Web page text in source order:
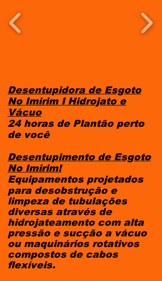
Desentupidora de Esgoto
No Imirim I Hidrojato e
Vácuo
24 horas de Plantão perto
de você
Desentupimento de Esgoto
No Imirim!
Equipamentos projetados
para desobstrução e
limpeza de tubulações
diversas através de
hidrojateamento com alta
pressão e sucção a vácuo
ou maquinários rotativos
compostos de cabos
flexíveis.